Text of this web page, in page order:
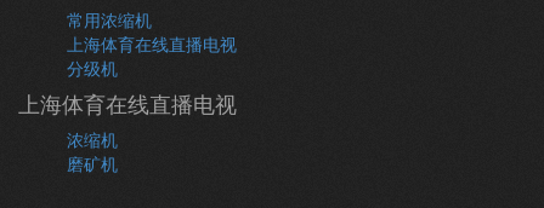
常用浓缩机
上海体育在线直播电视
分级机
上海体育在线直播电视
浓缩机
磨矿机